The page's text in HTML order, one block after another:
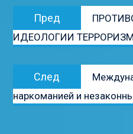
Навигация
записям
Пред
запись:
ИДЕОЛОГИИ
След
запись:
наркоманией и